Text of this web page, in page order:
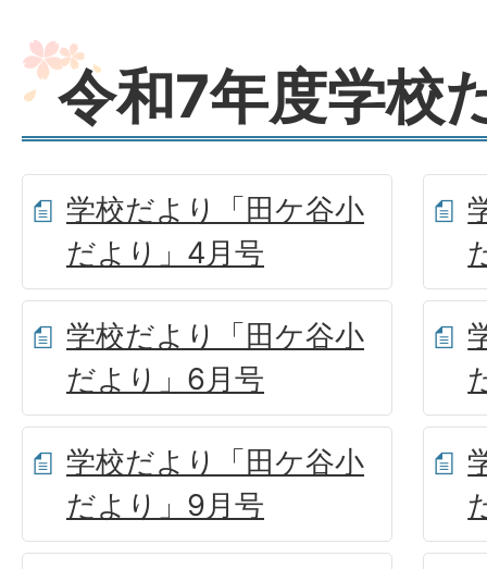
令和7年度学校
学校だより「田ケ谷小
だより」4月号
学校だより「田ケ谷小
だより」6月号
学校だより「田ケ谷小
だより」9月号